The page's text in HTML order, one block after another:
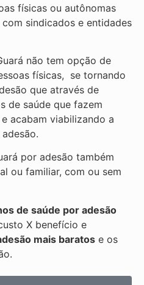
físicas ou autônomas
sindicados e entidades
não tem opção de
físicas, se tornando
que através de
de saúde que fazem
acabam viabilizando a
por adesão também
ou familiar, com ou sem
de saúde por adesão
X benefício e
mais baratos e os